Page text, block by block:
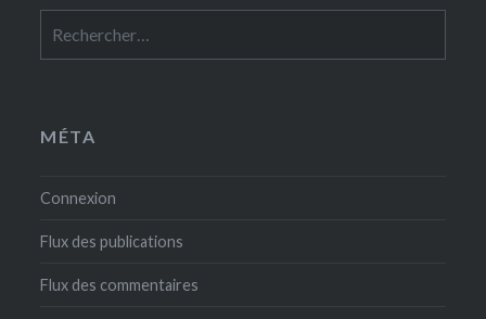
MÉTA
Connexion
Flux des publications
Flux des commentaires